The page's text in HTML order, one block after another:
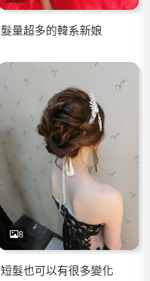
髮量超多的韓系新娘
8
短髮也可以有很多變化